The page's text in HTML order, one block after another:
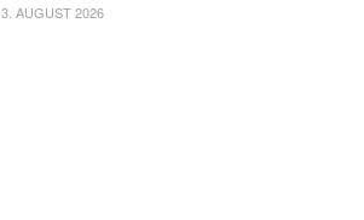
3. AUGUST 2026